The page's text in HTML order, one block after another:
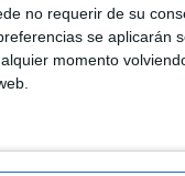
no requerir de su
se aplicarán
momento